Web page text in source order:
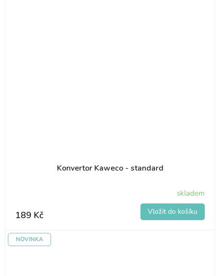
Konvertor Kaweco - standard
skladem
189 Kč
NOVINKA